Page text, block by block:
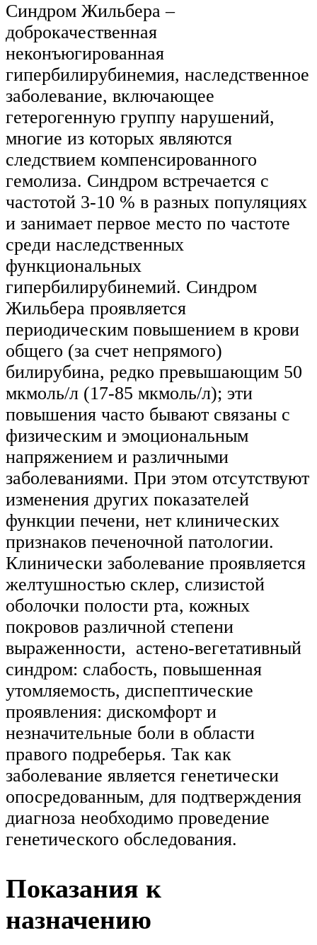
Синдром Жильбера –
доброкачественная
неконъюгированная
гипербилирубинемия, наследственное
заболевание, включающее
гетерогенную группу нарушений,
многие из которых являются
следствием компенсированного
гемолиза. Синдром встречается с
частотой 3-10 % в разных популяциях
и занимает первое место по частоте
среди наследственных
функциональных
гипербилирубинемий. Синдром
Жильбера проявляется
периодическим повышением в крови
общего (за счет непрямого)
билирубина, редко превышающим 50
мкмоль/л (17-85 мкмоль/л); эти
повышения часто бывают связаны с
физическим и эмоциональным
напряжением и различными
заболеваниями. При этом отсутствуют
изменения других показателей
функции печени, нет клинических
признаков печеночной патологии.
Клинически заболевание проявляется
желтушностью склер, слизистой
оболочки полости рта, кожных
покровов различной степени
выраженности, астено-вегетативный
синдром: слабость, повышенная
утомляемость, диспептические
проявления: дискомфорт и
незначительные боли в области
правого подреберья. Так как
заболевание является генетически
опосредованным, для подтверждения
диагноза необходимо проведение
генетического обследования.
Показания к
назначению